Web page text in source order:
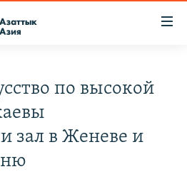
по высокой
зал в Женеве и